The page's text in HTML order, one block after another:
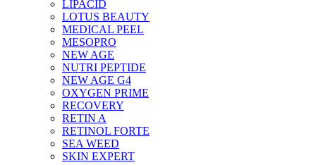
LIPACID
LOTUS BEAUTY
MEDICAL PEEL
MESOPRO
NEW AGE
NUTRI PEPTIDE
NEW AGE G4
OXYGEN PRIME
RECOVERY
RETIN A
RETINOL FORTE
SEA WEED
SKIN EXPERT